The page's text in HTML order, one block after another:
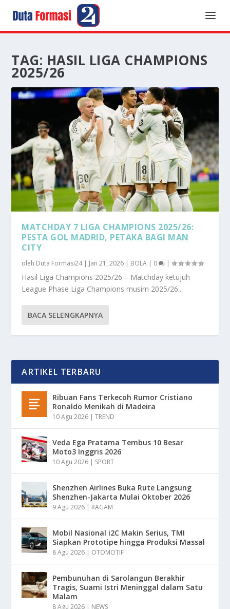
TAG: HASIL LIGA CHAMPIONS
2025/26
MATCHDAY 7 LIGA CHAMPIONS 2025/26:
PESTA GOL MADRID, PETAKA BAGI MAN
CITY
oleh Duta Formasi24| Jan 21, 2026 | BOLA | 0 |
Hasil Liga Champions 2025/26 – Matchday ketujuh
League Phase Liga Champions musim 2025/26...
BACA SELENGKAPNYA
ARTIKEL TERBARU
Ribuan Fans Terkecoh Rumor Cristiano
Ronaldo Menikah di Madeira
10 Agu 2026 |TREND
Veda Ega Pratama Tembus 10 Besar
Moto3 Inggris 2026
10 Agu 2026 | SPORT
Shenzhen Airlines Buka Rute Langsung
Shenzhen-Jakarta Mulai Oktober 2026
9 Agu 2026 | RAGAM
Mobil Nasional i2C Makin Serius, TMI
Siapkan Prototipe hingga Produksi Massal
8 Agu 2026 | OTOMOTIF
Pembunuhan di Sarolangun Berakhir
Tragis, Suami Istri Meninggal dalam Satu
Malam
8 Agu 2026 | NEWS